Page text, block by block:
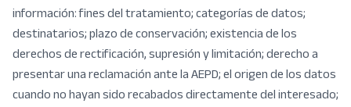
información: fines del tratamiento; categorías de datos;
destinatarios; plazo de conservación; existencia de los
derechos de rectificación, supresión y limitación; derecho a
presentar una reclamación ante la AEPD; el origen de los datos
cuando no hayan sido recabados directamente del interesado;